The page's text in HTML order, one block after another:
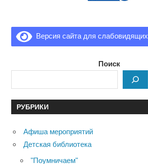
Версия сайта для слабовидящих
Поиск
РУБРИКИ
Афиша мероприятий
Детская библиотека
"Поумничаем"